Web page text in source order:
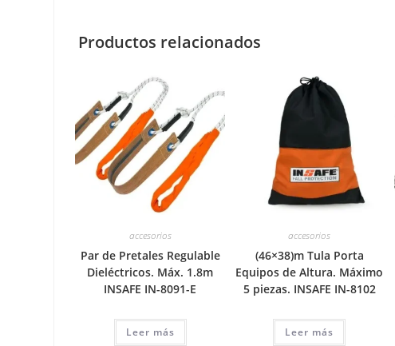
Productos relacionados
accesorios
Par de Pretales Regulable
Dieléctricos. Máx. 1.8m
INSAFE IN-8091-E
Leer más
accesorios
(46×38)m Tula Porta
Equipos de Altura. Máximo
5 piezas. INSAFE IN-8102
Leer más